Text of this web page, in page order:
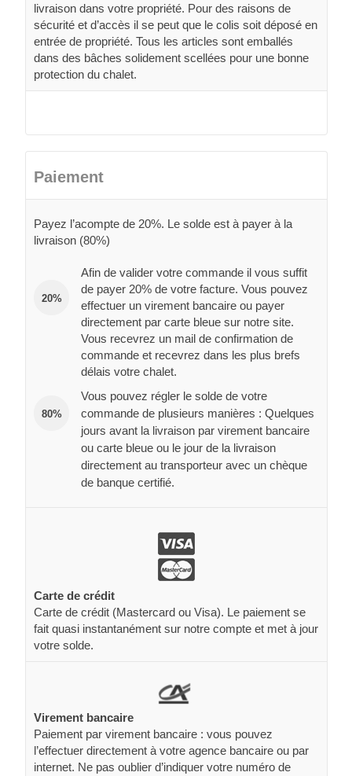
livraison dans votre propriété. Pour des raisons de
sécurité et d’accès il se peut que le colis soit déposé en
entrée de propriété. Tous les articles sont emballés
dans des bâches solidement scellées pour une bonne
protection du chalet.
Paiement
Payez l’acompte de 20%. Le solde est à payer à la
livraison (80%)
20%
Afin de valider votre commande il vous suffit
de payer 20% de votre facture. Vous pouvez
effectuer un virement bancaire ou payer
directement par carte bleue sur notre site.
Vous recevrez un mail de confirmation de
commande et recevrez dans les plus brefs
délais votre chalet.
80%
Vous pouvez régler le solde de votre
commande de plusieurs manières : Quelques
jours avant la livraison par virement bancaire
ou carte bleue ou le jour de la livraison
directement au transporteur avec un chèque
de banque certifié.
Carte de crédit
Carte de crédit (Mastercard ou Visa). Le paiement se
fait quasi instantanément sur notre compte et met à jour
votre solde.
Virement bancaire
Paiement par virement bancaire : vous pouvez
l’effectuer directement à votre agence bancaire ou par
internet. Ne pas oublier d’indiquer votre numéro de